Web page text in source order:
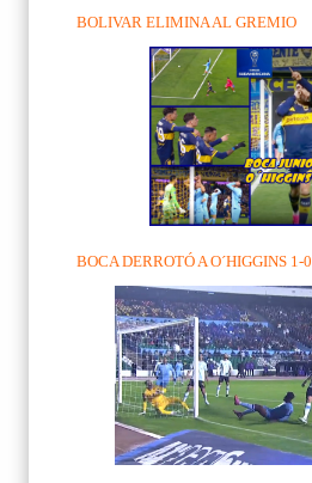
BOLIVAR ELIMINA AL GREMIO
BOCA DERROTÓ A O´HIGGINS 1-0